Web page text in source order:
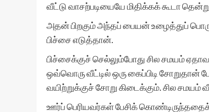
வீட்டு வாசற்படியையே மிதிக்கக் கூடா தென்று
அதன் பிறகும் அந்தப் பையன் உழைத்துப்
பிச்சை எடுத்தான்.
பிச்சைக்குச் செல்லும்போது சில சமயம்
ஒவ்வொரு வீட்டில் ஒரு கைப்பிடி சோறுதான்
வயிற்றுக்குச் சோறு கிடைக்கும். சில சமயம்
ஊர்ப் பெரியவர்கள் பேசிக்